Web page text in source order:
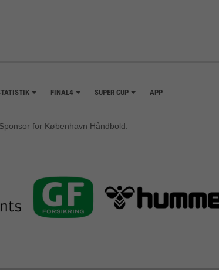
FINAL4 SUPER CUP APP
Sponsor for København Håndbold: